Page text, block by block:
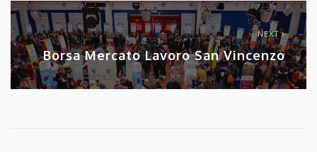
NEXT
Borsa Mercato Lavoro San Vincenzo